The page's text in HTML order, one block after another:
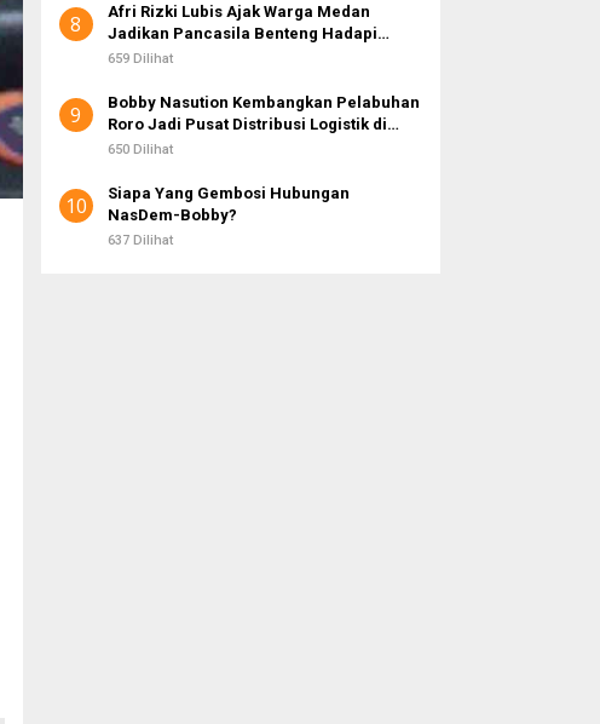
8
Afri Rizki Lubis Ajak Warga Medan
Jadikan Pancasila Benteng Hadapi
Hoaks dan Perpecahan di Era Digital
659 Dilihat
9
Bobby Nasution Kembangkan Pelabuhan
Roro Jadi Pusat Distribusi Logistik di
Kepulauan Nias
650 Dilihat
10
Siapa Yang Gembosi Hubungan
NasDem-Bobby?
637 Dilihat